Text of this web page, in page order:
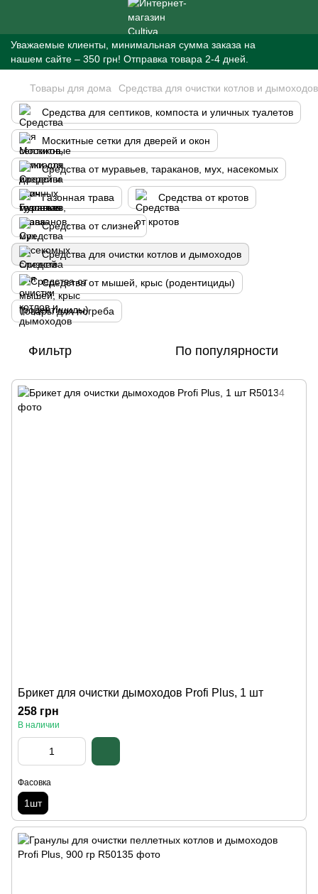
Уважаемые клиенты, минимальная сумма заказа на
нашем сайте – 350 грн! Отправка товара 2-4 дней.
Товары для дома Средства для очистки котлов и дымоходов
Средства для септиков, компоста и уличных туалетов
Москитные сетки для дверей и окон
Средства от муравьев, тараканов, мух, насекомых
Газонная трава Средства от кротов
Средства от слизней
Средства для очистки котлов и дымоходов
Средства от мышей, крыс (родентициды)
Товары для погреба
Фильтр По популярности
Брикет для очистки дымоходов Profi Plus, 1 шт
258 грн
В наличии
Фасовка
1шт